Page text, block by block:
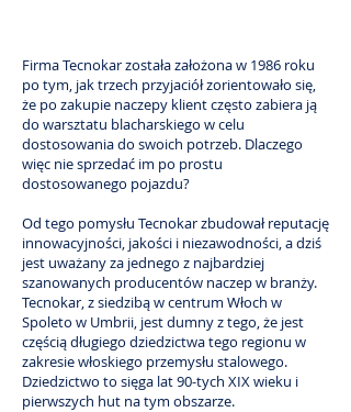
Firma Tecnokar została założona w 1986 roku
po tym, jak trzech przyjaciół zorientowało się,
że po zakupie naczepy klient często zabiera ją
do warsztatu blacharskiego w celu
dostosowania do swoich potrzeb. Dlaczego
więc nie sprzedać im po prostu
dostosowanego pojazdu?
Od tego pomysłu Tecnokar zbudował reputację
innowacyjności, jakości i niezawodności, a dziś
jest uważany za jednego z najbardziej
szanowanych producentów naczep w branży.
Tecnokar, z siedzibą w centrum Włoch w
Spoleto w Umbrii, jest dumny z tego, że jest
częścią długiego dziedzictwa tego regionu w
zakresie włoskiego przemysłu stalowego.
Dziedzictwo to sięga lat 90-tych XIX wieku i
pierwszych hut na tym obszarze.